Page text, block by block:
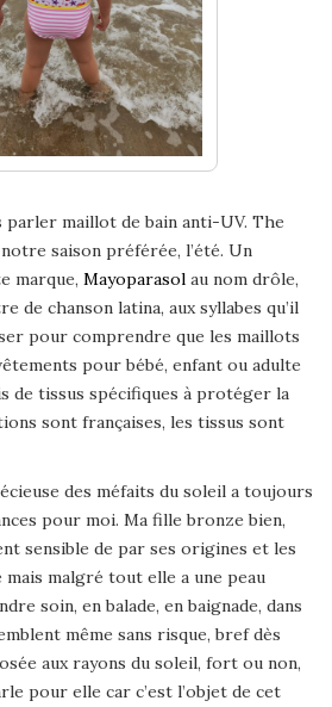
parler maillot de bain anti-UV. The
saison préférée, l’été. Un
marque, Mayoparasol au nom drôle,
de chanson latina, aux syllabes qu’il
pour comprendre que les maillots
pour bébé, enfant ou adulte
de tissus spécifiques à protéger la
sont françaises, les tissus sont
des méfaits du soleil a toujours
pour moi. Ma fille bronze bien,
sensible de par ses origines et les
malgré tout elle a une peau
soin, en balade, en baignade, dans
même sans risque, bref dès
aux rayons du soleil, fort ou non,
pour elle car c’est l’objet de cet